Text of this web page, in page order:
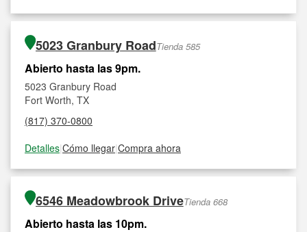
5023 Granbury RoadTienda 585
Abierto hasta las 9pm.
5023 Granbury Road
Fort Worth, TX
(817) 370-0800
Detalles|Cómo llegar|Compra ahora
6546 Meadowbrook DriveTienda 668
Abierto hasta las 10pm.